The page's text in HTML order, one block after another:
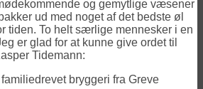
og gemytlige væsener
ud med noget af det bedste øl
tiden. To helt særlige mennesker i en
er glad for at kunne give ordet til
Tidemann: